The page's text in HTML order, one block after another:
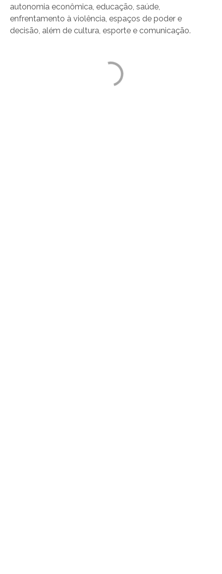
autonomia econômica, educação, saúde,
enfrentamento à violência, espaços de poder e
decisão, além de cultura, esporte e comunicação.